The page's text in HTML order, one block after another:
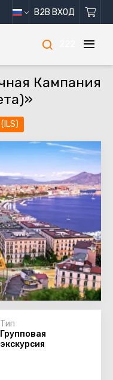
B2B ВХОД
Кампания
(ILS)
Тип
Групповая
экскурсия